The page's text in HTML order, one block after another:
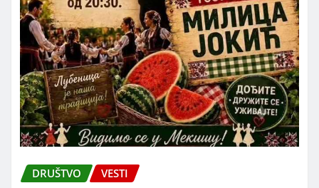
DRUŠTVO VESTI